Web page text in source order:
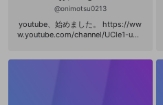
Web Site🔻 http://rikucc.wixsite.co
m/camellia 🔻youtube🔻 https://ww
w.youtube.com/user/rikucc 🔻日常
ブログ🔻 http://rikucc.blog.jp/ 🔻Tw
u =================== 💬お仕
@onimotsu0213
youtube、始めました。 https://ww
w.youtube.com/channel/UCle1-uOB